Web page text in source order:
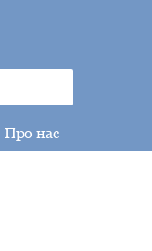
Про нас